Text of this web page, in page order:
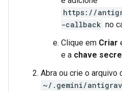
https://
-callback no
Clique em Criar
e a chave
Abra ou crie o arquivo
~/.gemini/